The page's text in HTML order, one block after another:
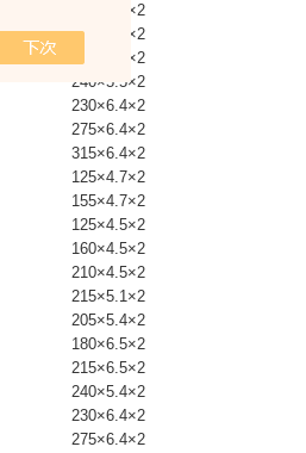
210×5.4×2
235×5.4×2
215×6.5×2
240×5.5×2
230×6.4×2
275×6.4×2
315×6.4×2
125×4.7×2
155×4.7×2
125×4.5×2
160×4.5×2
210×4.5×2
215×5.1×2
205×5.4×2
180×6.5×2
215×6.5×2
240×5.4×2
230×6.4×2
275×6.4×2